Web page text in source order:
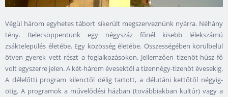
Végül három egyhetes tábort sikerült megszerveznünk nyárra. Néhány
tény. Belecsöppentünk egy négyszáz főnél kisebb lélekszámú
zsáktelepülés életébe. Egy közösség életébe. Összességében körülbelül
ötven gyerek vett részt a foglalkozásokon. Jellemzően tizenöt-húsz fő
volt egyszerre jelen. A két-három évesektől a tizennégy-tizenöt évesekig.
A délelőtti program kilenctől délig tartott, a délutáni kettőtől négyig-
ötig. A programok a művelődési házban (továbbiakban kultúr) vagy a